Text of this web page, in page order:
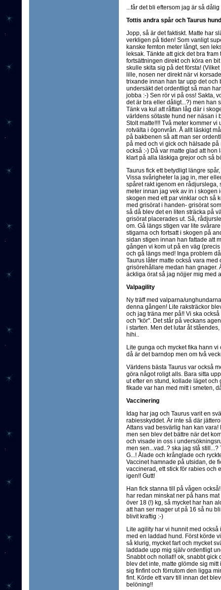
...får det bli eftersom jag är så
Tottis andra spår och Taurus
Jopp, så är det faktiskt. Matte har
verkligen på tiden! Som vanligt
kanske femton meter långt, sen
leksak. Tänkte att gick det bra
fortsättningen direkt och köra en
skulle skita sig på det första!
lille, nosen ner direkt när vi
trixande innan han tar upp det och
undersäkt det ordentligt så man
jobba :-) Sen rör vi på oss! Sakta,
det är bra eller dåligt...?) men han
Tänk va kul att råttan låg där i
världens sötaste hund ner näsan i
Stolt matte!!!! Två meter kommer
rotvälta i ögonvrån. Å allt läskigt
på bakbenen så att man ser
på med och vi gick och hälsade
också :-) Då var matte glad att hon
klart på alla läskiga grejor och så
Taurus fick ett betydligt längre
Vissa svårigheter la jag in, mer
spåret rakt igenom en rådjurslega,
meter innan jag vek av in i skogen
skogen med ett par vinklar och så
med grisörat i handen- grisörat
så då blev det en liten sträcka på
grisörat placerades ut. Så,
om. Gå längs stigen var lite
stigarna och fortsatt i skogen på
sidan stigen innan han fattade att
gången vi kom ut på en väg
och gå längs med! Inga problem
Taurus låter matte också vara
grisörehållare medan han gnager.
äckliga örat så jag nöjjer mig med
Valpagility
Ny träff med valparna/
denna gången! Lite raksträckor
och jag träna mer på!! Vi ska
och "kör". Det står på veckans
i starten. Men det lutar åt
hihi..
Lite gunga och mycket fika hann
då är det barndop men om två
Världens bästa Taurus var också
göra något roligt alls. Bara sitta
ut efter en stund, kollade läget och
fikade var han med mitt i smeten,
Vaccinering
Idag har jag och Taurus varit en
rabiesskyddet. Är inte så där
Attans vad besvärlig han kan
men sen blev det bättre när det
och visade in oss i
men sen...vad..? ska jag stå
G...! Ålade och krånglade och
Vaccinet hamnade på utsidan, de
vaccinerad, ett stick för rabies och
igen!! Gutt!
Han fick stanna till på vågen
har redan minskat ner på hans
över 18 (!) kg, så mycket har han
att han ser mager ut på 16 så nu
blivit kraftig :-)
Lite agility har vi hunnit med
med en laddad hund. Först körde
så klurig, mycket fart och mycket
laddade upp mig själv ordentligt
Snabbt och nollat!! ok, snabbt gick
blev det inte, matte glömde sig
sig finfint och förrutom den ligga
fint. Körde ett varv till innan det
belöning!!